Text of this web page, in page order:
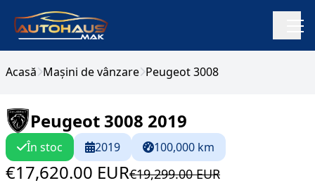
Acasă Mașini de vânzare Peugeot 3008
Peugeot 3008 2019
În stoc 2019 100,000 km
€19,299.00 EUR
€17,620.00 EUR